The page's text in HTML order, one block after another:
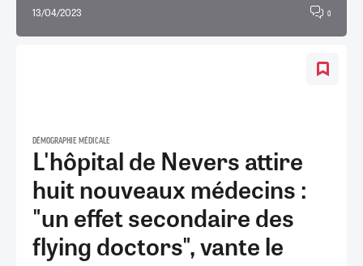
13/04/2023 0
DÉMOGRAPHIE MÉDICALE
L'hôpital de Nevers attire
huit nouveaux médecins :
"un effet secondaire des
flying doctors", vante le